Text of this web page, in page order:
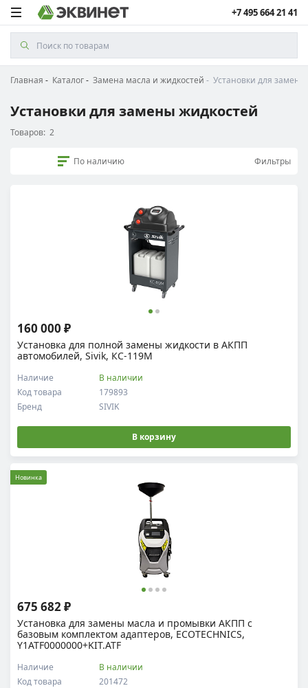
+7 495 664 21 41
Главная Каталог Замена масла и жидкостей Установки для
Установки для замены жидкостей
Товаров: 2
По наличию Фильтры
Установка для полной замены жидкости в АКПП
автомобилей, Sivik, КС-119М
Код товара 179893
Наличие В наличии
Бренд SIVIK
160 000 ₽
В корзину
Новинка
Установка для замены масла и промывки АКПП с
базовым комплектом адаптеров, ECOTECHNICS,
Y1ATF0000000+KIT.ATF
Код товара 201472
Наличие В наличии
675 682 ₽